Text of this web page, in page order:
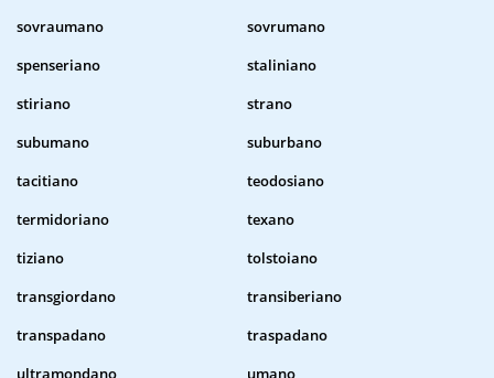
sovraumano
sovrumano
spenseriano
staliniano
stiriano
strano
subumano
suburbano
tacitiano
teodosiano
termidoriano
texano
tiziano
tolstoiano
transgiordano
transiberiano
transpadano
traspadano
ultramondano
umano